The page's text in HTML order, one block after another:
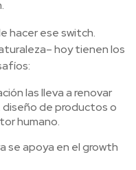
hacer ese switch.
hoy tienen los
las lleva a renovar
de productos o
humano.
se apoya en el growth